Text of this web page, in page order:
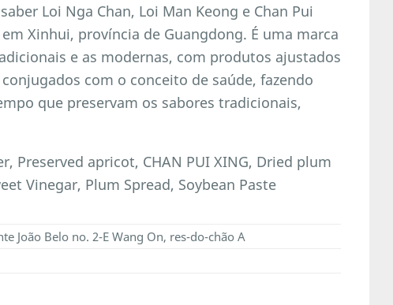
Loi Nga Chan, Loi Man Keong e Chan Pui
Xinhui, província de Guangdong. É uma marca
e as modernas, com produtos ajustados
com o conceito de saúde, fazendo
que preservam os sabores tradicionais,
Preserved apricot, CHAN PUI XING, Dried plum
Vinegar, Plum Spread, Soybean Paste
João Belo no. 2-E Wang On, res-do-chão A